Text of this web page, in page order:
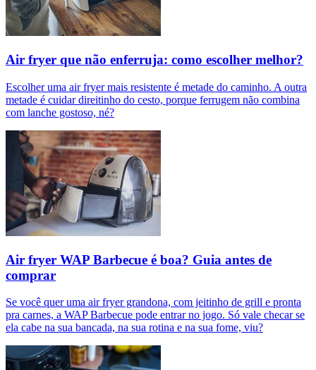
Air fryer que não enferruja: como escolher melhor?
Escolher uma air fryer mais resistente é metade do caminho. A outra
metade é cuidar direitinho do cesto, porque ferrugem não combina
com lanche gostoso, né?
Air fryer WAP Barbecue é boa? Guia antes de
comprar
Se você quer uma air fryer grandona, com jeitinho de grill e pronta
pra carnes, a WAP Barbecue pode entrar no jogo. Só vale checar se
ela cabe na sua bancada, na sua rotina e na sua fome, viu?